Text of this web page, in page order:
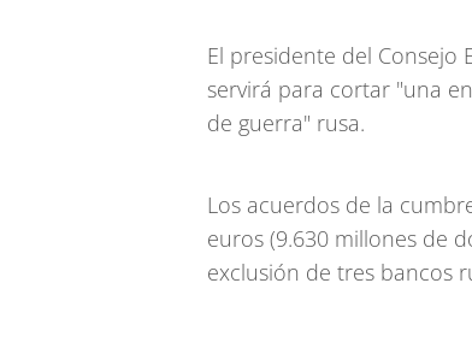
El presidente del Consejo
servirá para cortar "una
de guerra" rusa.
Los acuerdos de la
euros (9.630 millones de
exclusión de tres bancos